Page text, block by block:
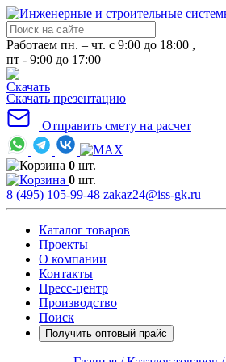
Работаем пн. – чт. с 9:00 до 18:00 ,
пт - 9:00 до 17:00
Скачать презентацию
Отправить смету на расчет
0 шт.
0 шт.
8 (495) 105-99-48 zakaz24@iss-gk.ru
Каталог товаров
Проекты
О компании
Контакты
Пресс-центр
Производство
Поиск
Получить оптовый прайс